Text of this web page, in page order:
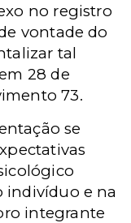
no registro
vontade do
tal
28 de
73.
se
indivíduo e na
integrante